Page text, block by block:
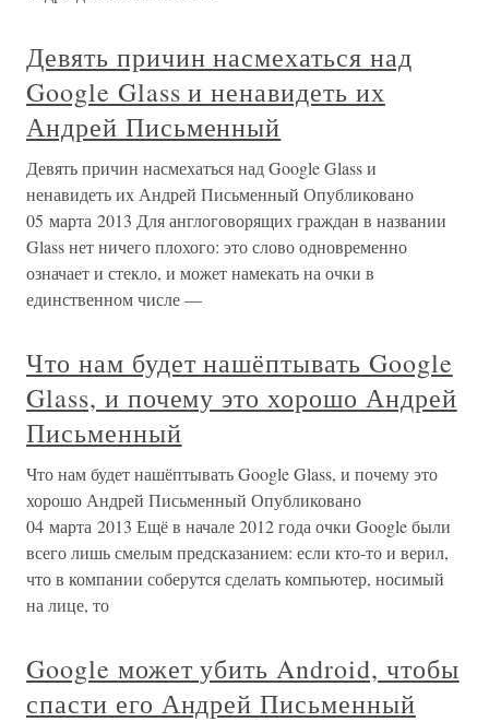
Девять причин насмехаться над
Google Glass и ненавидеть их
Андрей Письменный
Девять причин насмехаться над Google Glass и
ненавидеть их Андрей Письменный Опубликовано
05 марта 2013 Для англоговорящих граждан в названии
Glass нет ничего плохого: это слово одновременно
означает и стекло, и может намекать на очки в
единственном числе —
Что нам будет нашёптывать Google
Glass, и почему это хорошо Андрей
Письменный
Что нам будет нашёптывать Google Glass, и почему это
хорошо Андрей Письменный Опубликовано
04 марта 2013 Ещё в начале 2012 года очки Google были
всего лишь смелым предсказанием: если кто-то и верил,
что в компании соберутся сделать компьютер, носимый
на лице, то
Google может убить Android, чтобы
спасти его Андрей Письменный